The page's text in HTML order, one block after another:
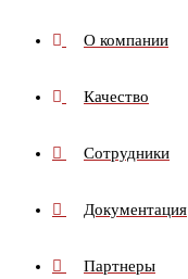
О компании
Качество
Сотрудники
Документация
Партнеры